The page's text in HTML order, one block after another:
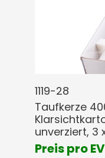
1119-28
Taufkerze
unverziert, 3
Preis pro